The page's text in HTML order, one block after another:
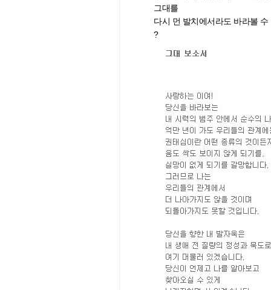
그대를
다시 먼 발치에서라도 바라볼 수
?